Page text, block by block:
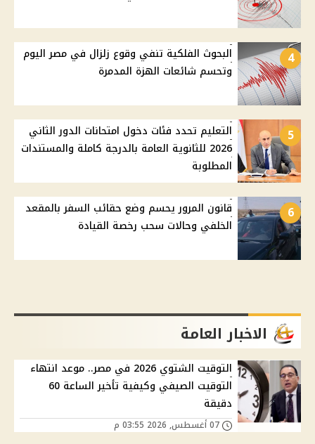
4
البحوث الفلكية تنفي وقوع زلزال في مصر اليوم
وتحسم شائعات الهزة المدمرة
5
التعليم تحدد فئات دخول امتحانات الدور الثاني
2026 للثانوية العامة بالدرجة كاملة والمستندات
المطلوبة
6
قانون المرور يحسم وضع حقائب السفر بالمقعد
الخلفي وحالات سحب رخصة القيادة
الاخبار العامة
التوقيت الشتوي 2026 في مصر.. موعد انتهاء
التوقيت الصيفي وكيفية تأخير الساعة 60
دقيقة